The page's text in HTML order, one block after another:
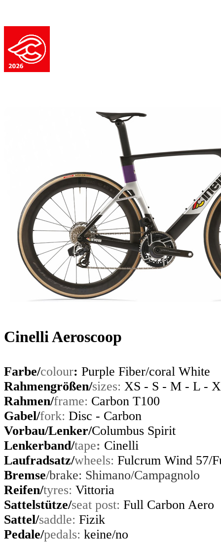
Cinelli Aeroscoop
Farbe/colour: Purple Fiber/coral White
Rahmengrößen/sizes: XS - S - M - L -
Rahmen/frame: Carbon T100
Gabel/fork: Disc - Carbon
Vorbau/Lenker/Columbus Spirit
Lenkerband/tape: Cinelli
Laufradsatz/wheels: Fulcrum Wind 57/
Bremse/brake: Shimano/Campagnolo
Reifen/tyres: Vittoria
Sattelstütze/seat post: Full Carbon Aero
Sattel/saddle: Fizik
Pedale/pedals: keine/no